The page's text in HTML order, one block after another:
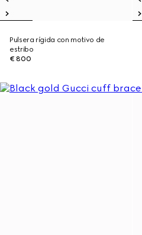
Pulsera rígida con motivo de
estribo
€ 800